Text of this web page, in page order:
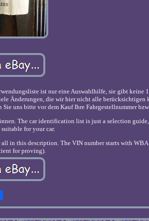
ist nur eine Auswahlhilfe, sie gibt keine
Änderungen, die wir hier nicht alle berücksichtigen
uns bitte vor dem Kauf Ihre Fahrgestellnummer
The car identification list is just a selection
for your car.
in this description. The VIN number starts with
for proving).